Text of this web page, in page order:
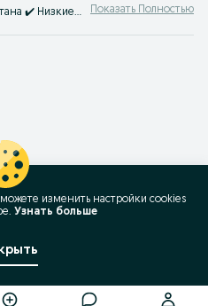
Купить трубы для водопровода в Астана ✔️ Низкие цены на трубы для прокладки водопровода ⚡ Покупай качественные водопроводные трубы на OLX.kz. Показать Полностью
изменить настройки cookies
Узнать больше